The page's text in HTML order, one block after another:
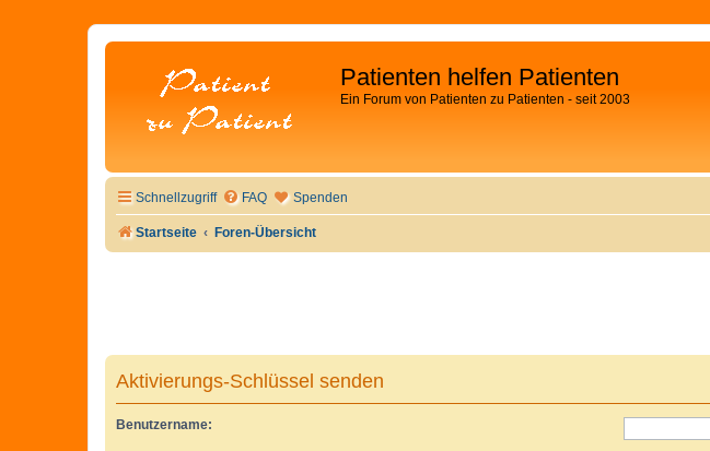
Patienten helfen Patienten
Ein Forum von Patienten zu Patienten - seit 2003
Schnellzugriff FAQ Spenden
Startseite Foren-Übersicht
Aktivierungs-Schlüssel senden
Benutzername: